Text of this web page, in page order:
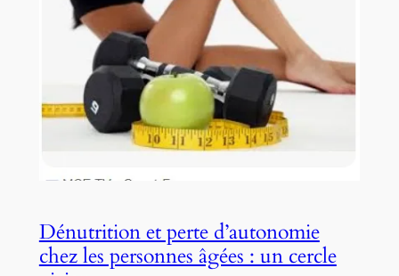
Dénutrition et perte d’autonomie
chez les personnes âgées : un cercle